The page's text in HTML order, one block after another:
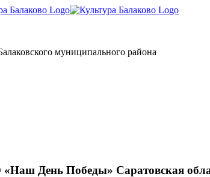
муниципального района
День Победы» Саратовская